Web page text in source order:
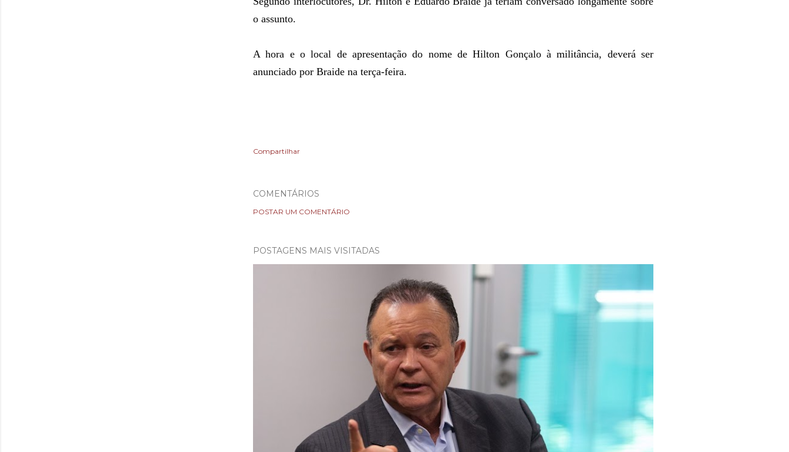
o assunto.
A hora e o local de apresentação do nome de Hilton Gonçalo à militância, deverá ser
anunciado por Braide na terça-feira.
Compartilhar
COMENTÁRIOS
POSTAR UM COMENTÁRIO
POSTAGENS MAIS VISITADAS